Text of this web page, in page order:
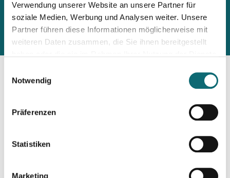
Verwendung unserer Website an unsere Partner für
soziale Medien, Werbung und Analysen weiter. Unsere
Partner führen diese Informationen möglicherweise mit
weiteren Daten zusammen, die Sie ihnen bereitgestellt
Notwendig
Präferenzen
Statistiken
Marketing
fjum
Über fjum